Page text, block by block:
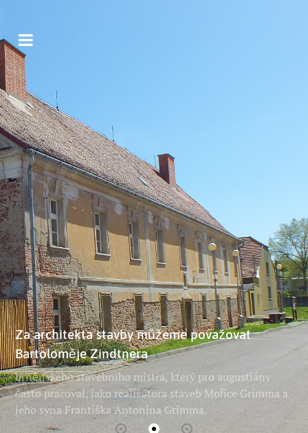
Za architekta stavby můžeme považovat
Bartoloměje Zindtnera
brněnského stavebního mistra, který pro augustiány
často pracoval, jako realizátora staveb Mořice Grimma a
jeho syna Františka Antonína Grimma.